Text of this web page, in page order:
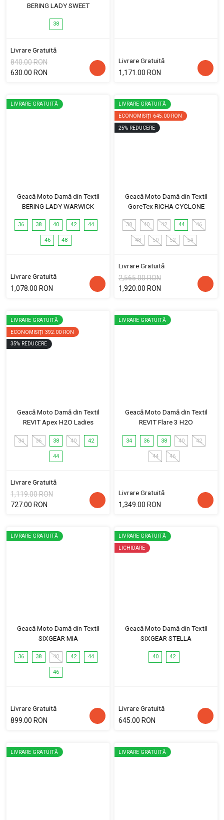
BERING LADY SWEET
38
Livrare Gratuită
840.00 RON
630.00 RON
Livrare Gratuită
1,171.00 RON
LIVRARE GRATUITĂ
Geacă Moto Damă din Textil
BERING LADY WARWICK
36 38 40 42 44
46 48
Livrare Gratuită
1,078.00 RON
LIVRARE GRATUITĂ
ECONOMISIȚI 645.00 RON
25% REDUCERE
Geacă Moto Damă din Textil
GoreTex RICHA CYCLONE
38 40 42 44 46
48 50 52 54
Livrare Gratuită
2,565.00 RON
1,920.00 RON
LIVRARE GRATUITĂ
ECONOMISIȚI 392.00 RON
35% REDUCERE
Geacă Moto Damă din Textil
REVIT Apex H2O Ladies
34 36 38 40 42
44
Livrare Gratuită
1,119.00 RON
727.00 RON
LIVRARE GRATUITĂ
Geacă Moto Damă din Textil
REVIT Flare 3 H2O
34 36 38 40 42
44 46
Livrare Gratuită
1,349.00 RON
LIVRARE GRATUITĂ
Geacă Moto Damă din Textil
SIXGEAR MIA
36 38 40 42 44
46
Livrare Gratuită
899.00 RON
LIVRARE GRATUITĂ
LICHIDARE
Geacă Moto Damă din Textil
SIXGEAR STELLA
40 42
Livrare Gratuită
645.00 RON
LIVRARE GRATUITĂ LIVRARE GRATUITĂ